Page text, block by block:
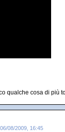
qualche cosa di più
06/08/2009, 16:45